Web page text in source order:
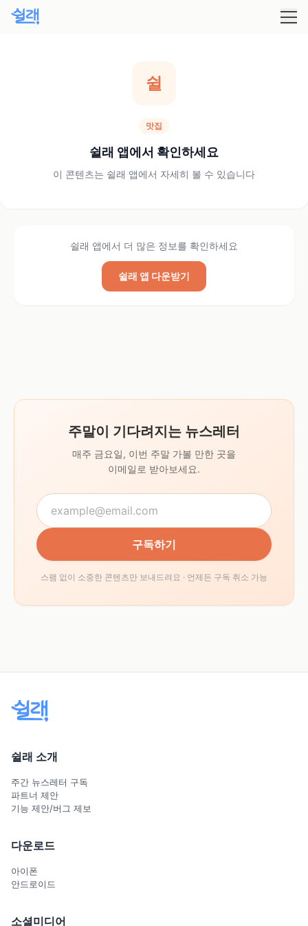
쉴
맛집
쉴래 앱에서 확인하세요
이 콘텐츠는 쉴래 앱에서 자세히 볼 수 있습니다
쉴래 앱에서 더 많은 정보를 확인하세요
쉴래 앱 다운받기
주말이 기다려지는 뉴스레터
매주 금요일, 이번 주말 가볼 만한 곳을
이메일로 받아보세요.
구독하기
스팸 없이 소중한 콘텐츠만 보내드려요 · 언제든 구독 취소 가능
쉴래 소개
주간 뉴스레터 구독
파트너 제안
기능 제안/버그 제보
다운로드
아이폰
안드로이드
소셜미디어